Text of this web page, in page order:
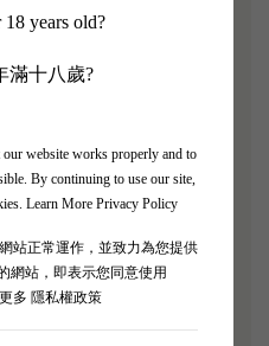
years old?
滿十八歲?
our website works properly and to
By continuing to use our site,
Learn More Privacy Policy
站正常運作，並致力為您提供
網站，即表示您同意使用
多 隱私權政策
叫「經典老酒嘅巔峰」。
嘅單寧而家已經變得非常
活力，餘韻帶有迷人嘅甘
紅燒肉或者濃郁嘅野菌燴
！